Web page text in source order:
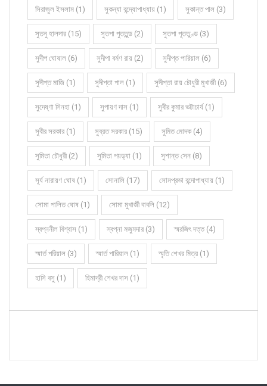
সিরাজুল ইসলাম (1) সুকন্যা বন্দ্যোপাধ্যায় (1) সুকান্ত পাল (3)
সুতনু হালদার (15) সুতপা পুততুন্ড (2) সুতপা পূততুণ্ড (3)
সুদীপ ঘোষাল (6) সুদীপা বর্মণ রায় (2) সুদীপ্ত পারিয়াল (6)
সুদীপ্ত মাজি (1) সুদীপ্তা পাল (1) সুদীপ্তা রায় চৌধুরী মুখার্জী (6)
সুদেষ্ণা সিনহা (1) সুপায়ণ দাস (1) সুবীর কুমার ভট্টাচার্য (1)
সুবীর সরকার (1) সুব্রত সরকার (15) সুমিত মোদক (4)
সুমিতা চৌধুরী (2) সুমিতা পয়ড়্যা (1) সুশান্ত সেন (8)
সূর্য নারায়ণ ঘোষ (1) সোনালি (17) সোমপ্রভা বন্দোপাধ্যায় (1)
সোমা পালিত ঘোষ (1) সোমা মুখার্জী বাবলি (12)
স্বপ্ননীল বিশ্বাস (1) স্বপ্না মজুমদার (3) স্মরজিৎ দত্ত (4)
স্মার্ত পরিয়াল (3) স্মার্ত পারিয়াল (1) স্মৃতি শেখর মিত্র (1)
হাসি বসু (1) হিমাদ্রী শেখর দাস (1)